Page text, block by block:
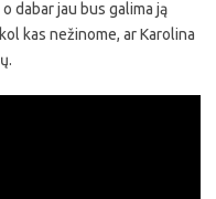
dabar jau bus galima ją
kas nežinome, ar Karolina